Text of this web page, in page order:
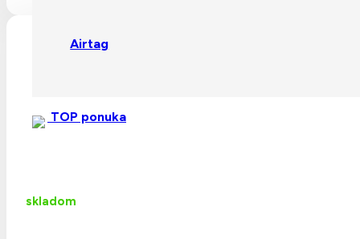
Airtag
TOP ponuka
skladom